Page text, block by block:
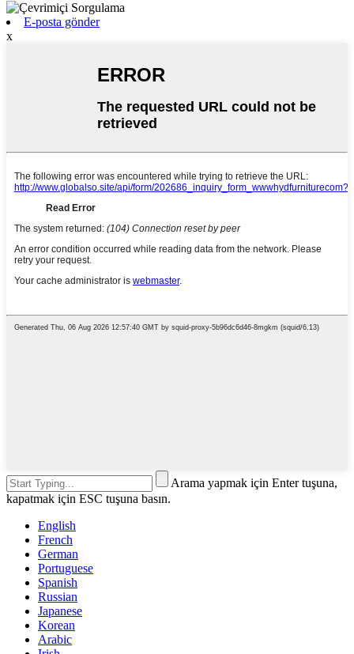
E-posta gönder
x
Arama yapmak için Enter tuşuna,
kapatmak için ESC tuşuna basın.
English
French
German
Portuguese
Spanish
Russian
Japanese
Korean
Arabic